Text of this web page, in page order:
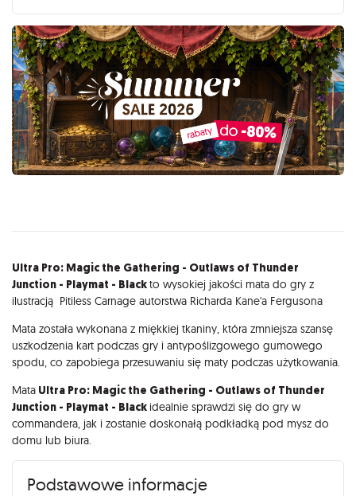
Opis
Ultra Pro: Magic the Gathering - Outlaws of Thunder
Junction - Playmat - Blackto wysokiej jakości mata do gry z
ilustracją Pitiless Carnage autorstwa Richarda Kane'a Fergusona
Mata została wykonana z miękkiej tkaniny, która zmniejsza szansę
uszkodzenia kart podczas gry i antypoślizgowego gumowego
spodu, co zapobiega przesuwaniu się maty podczas użytkowania.
Mata Ultra Pro: Magic the Gathering - Outlaws of Thunder
Junction - Playmat - Black idealnie sprawdzi się do gry w
commandera, jak i zostanie doskonałą podkładką pod mysz do
domu lub biura.
Podstawowe informacje